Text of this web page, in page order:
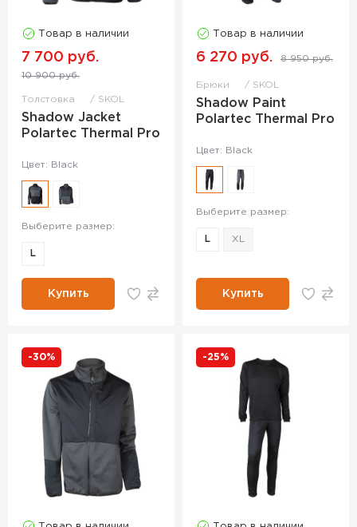
Товар в наличии
7 700 руб.
10 900 руб.
Толстовка SKOL
Shadow Jacket
Polartec Thermal Pro
Цвет: Black
Выберите размер:
L
Купить
Товар в наличии
6 270 руб. 8 950 руб.
Брюки SKOL
Shadow Paint
Polartec Thermal Pro
Цвет: Black
Выберите размер:
L XL
Купить
-30% -25%